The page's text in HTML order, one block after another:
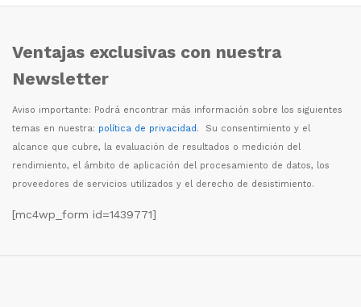
Ventajas exclusivas con nuestra
Newsletter
Aviso importante: Podrá encontrar más información sobre los siguientes
temas en nuestra: política de privacidad. Su consentimiento y el
alcance que cubre, la evaluación de resultados o medición del
rendimiento, el ámbito de aplicación del procesamiento de datos, los
proveedores de servicios utilizados y el derecho de desistimiento.
[mc4wp_form id=1439771]